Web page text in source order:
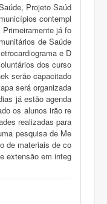
Projeto Saúd
contempl
já fo
de Saúde
e D
dos curso
serão capacitado
será organizada
já estão agenda
os alunos irão re
realizadas para
pesquisa de Me
de materiais de co
extensão em integ